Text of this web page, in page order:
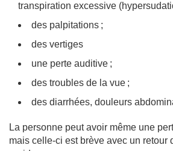
transpiration excessive
des palpitations ;
des vertiges
une perte auditive ;
des troubles de la vue ;
des diarrhées, douleurs
La personne peut avoir même une
mais celle-ci est brève avec un retour